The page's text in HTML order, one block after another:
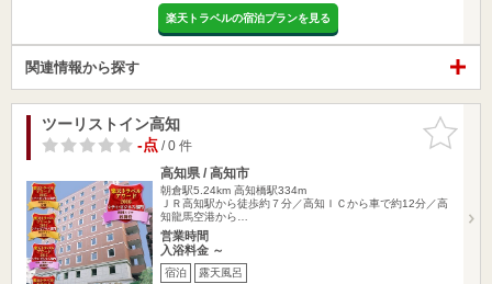
楽天トラベルの宿泊プランを見る
関連情報から探す
お気に入
りに追加
ツーリストイン高知
-点/ 0 件
高知県 / 高知市
朝倉駅5.24km 高知橋駅334m
ＪＲ高知駅から徒歩約７分／高知ＩＣから車で約12分／高
知龍馬空港から…
営業時間
入浴料金 ～
宿泊 露天風呂